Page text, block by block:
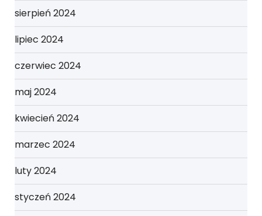
sierpień 2024
lipiec 2024
czerwiec 2024
maj 2024
kwiecień 2024
marzec 2024
luty 2024
styczeń 2024